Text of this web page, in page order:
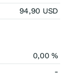
94,90 USD
0,00%
-